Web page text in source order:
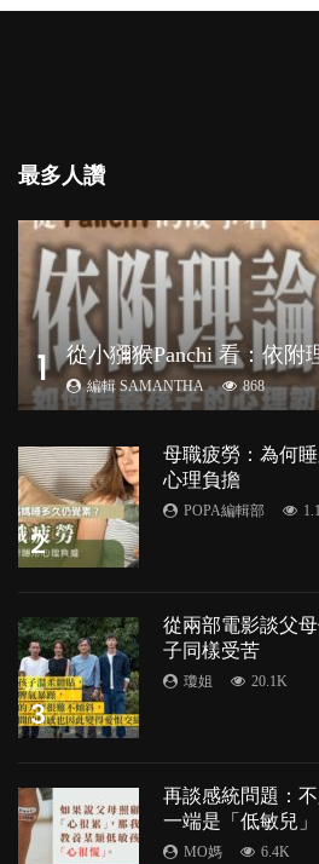
最多人讚
1 編輯 SAMANTHA 868
2
母職疲勞：為何
心理負擔
POPA編輯部
3
從兩部電影談父
子同樣受苦
瓊姐 20.1K
再談感統問題：
一端是「低敏兒」
MO媽 6.4K